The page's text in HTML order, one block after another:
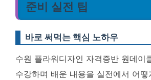
준비 실전 팁
바로 써먹는 핵심 노하우
수원 플라워디자인 자격증반 원데이
수강하며 배운 내용을 실전에서 어